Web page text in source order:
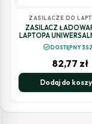
ZASILACZE DO
ZASILACZ
LAPTOPA
Green Cell PRO
2,25A 45W
check_circleDOSTĘPNY
82,77 zł
Dodaj do